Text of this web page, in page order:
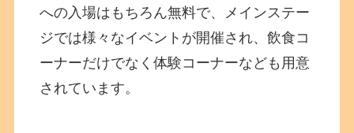
への入場はもちろん無料で、メインステー
ジでは様々なイベントが開催され、飲食コ
ーナーだけでなく体験コーナーなども用意
されています。